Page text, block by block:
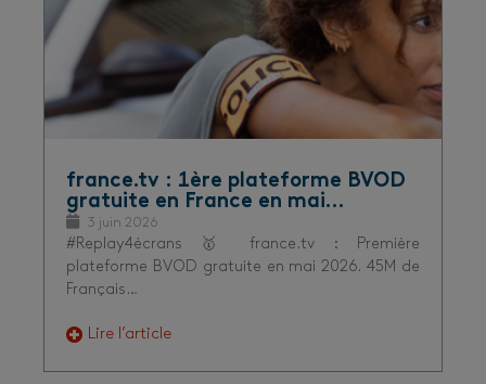
france.tv : 1ère plateforme BVOD
gratuite en France en mai…
3 juin 2026
#Replay4écrans 🥇 france.tv : Première
plateforme BVOD gratuite en mai 2026. 45M de
Français…
Lire l’article